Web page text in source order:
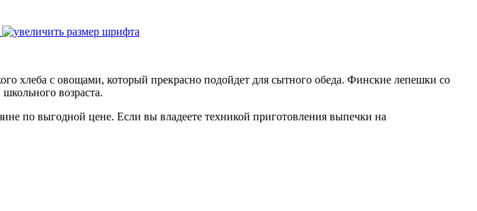
хлеба с овощами, который прекрасно подойдет для сытного обеда. Финские лепешки со
возраста.
по выгодной цене. Если вы владеете техникой приготовления выпечки на